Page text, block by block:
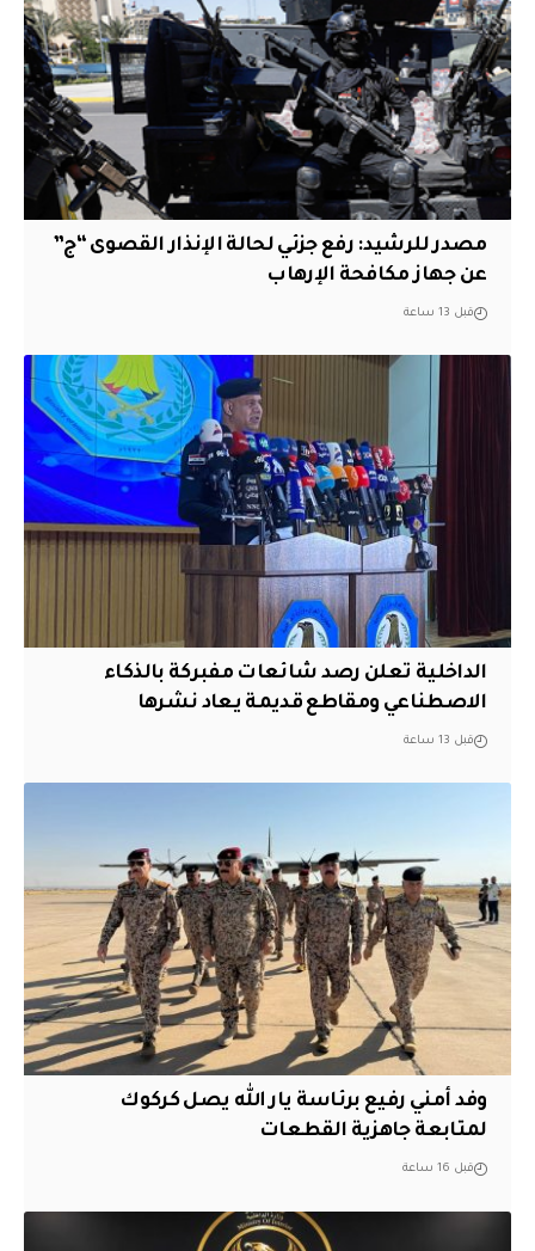
مصدر للرشيد: رفع جزئي لحالة الإنذار القصوى “ج”
عن جهاز مكافحة الإرهاب
قبل 13 ساعة
الداخلية تعلن رصد شائعات مفبركة بالذكاء
الاصطناعي ومقاطع قديمة يعاد نشرها
قبل 13 ساعة
وفد أمني رفيع برئاسة يار الله يصل كركوك
لمتابعة جاهزية القطعات
قبل 16 ساعة